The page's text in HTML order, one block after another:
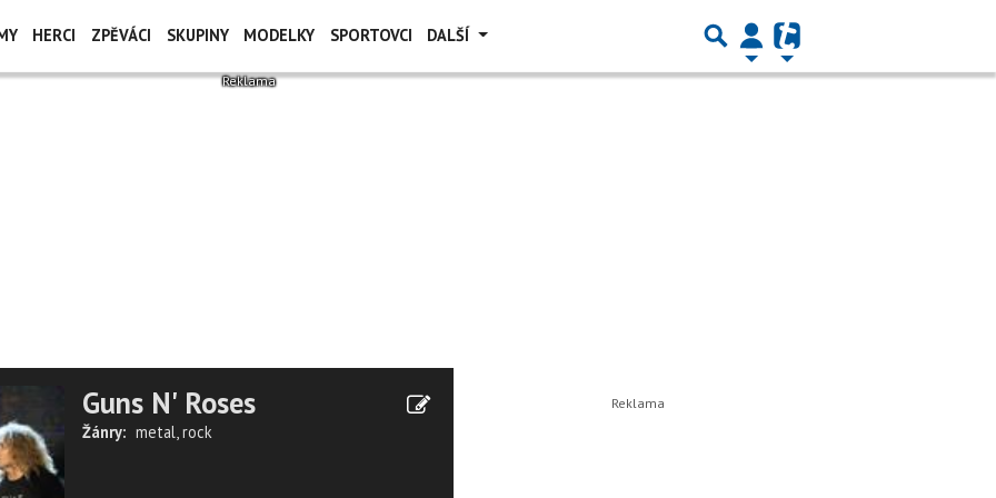
HERCI ZPĚVÁCI SKUPINY MODELKY SPORTOVCI DALŠÍ
Guns N' Roses
Žánry: metal,rock